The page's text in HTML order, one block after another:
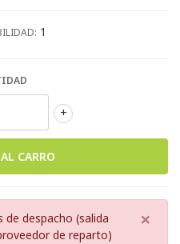
1
+
de despacho (salida
de reparto)
×